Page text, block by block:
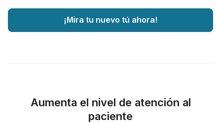
¡Mira tu nuevo tú ahora!
Aumenta el nivel de atención al
paciente